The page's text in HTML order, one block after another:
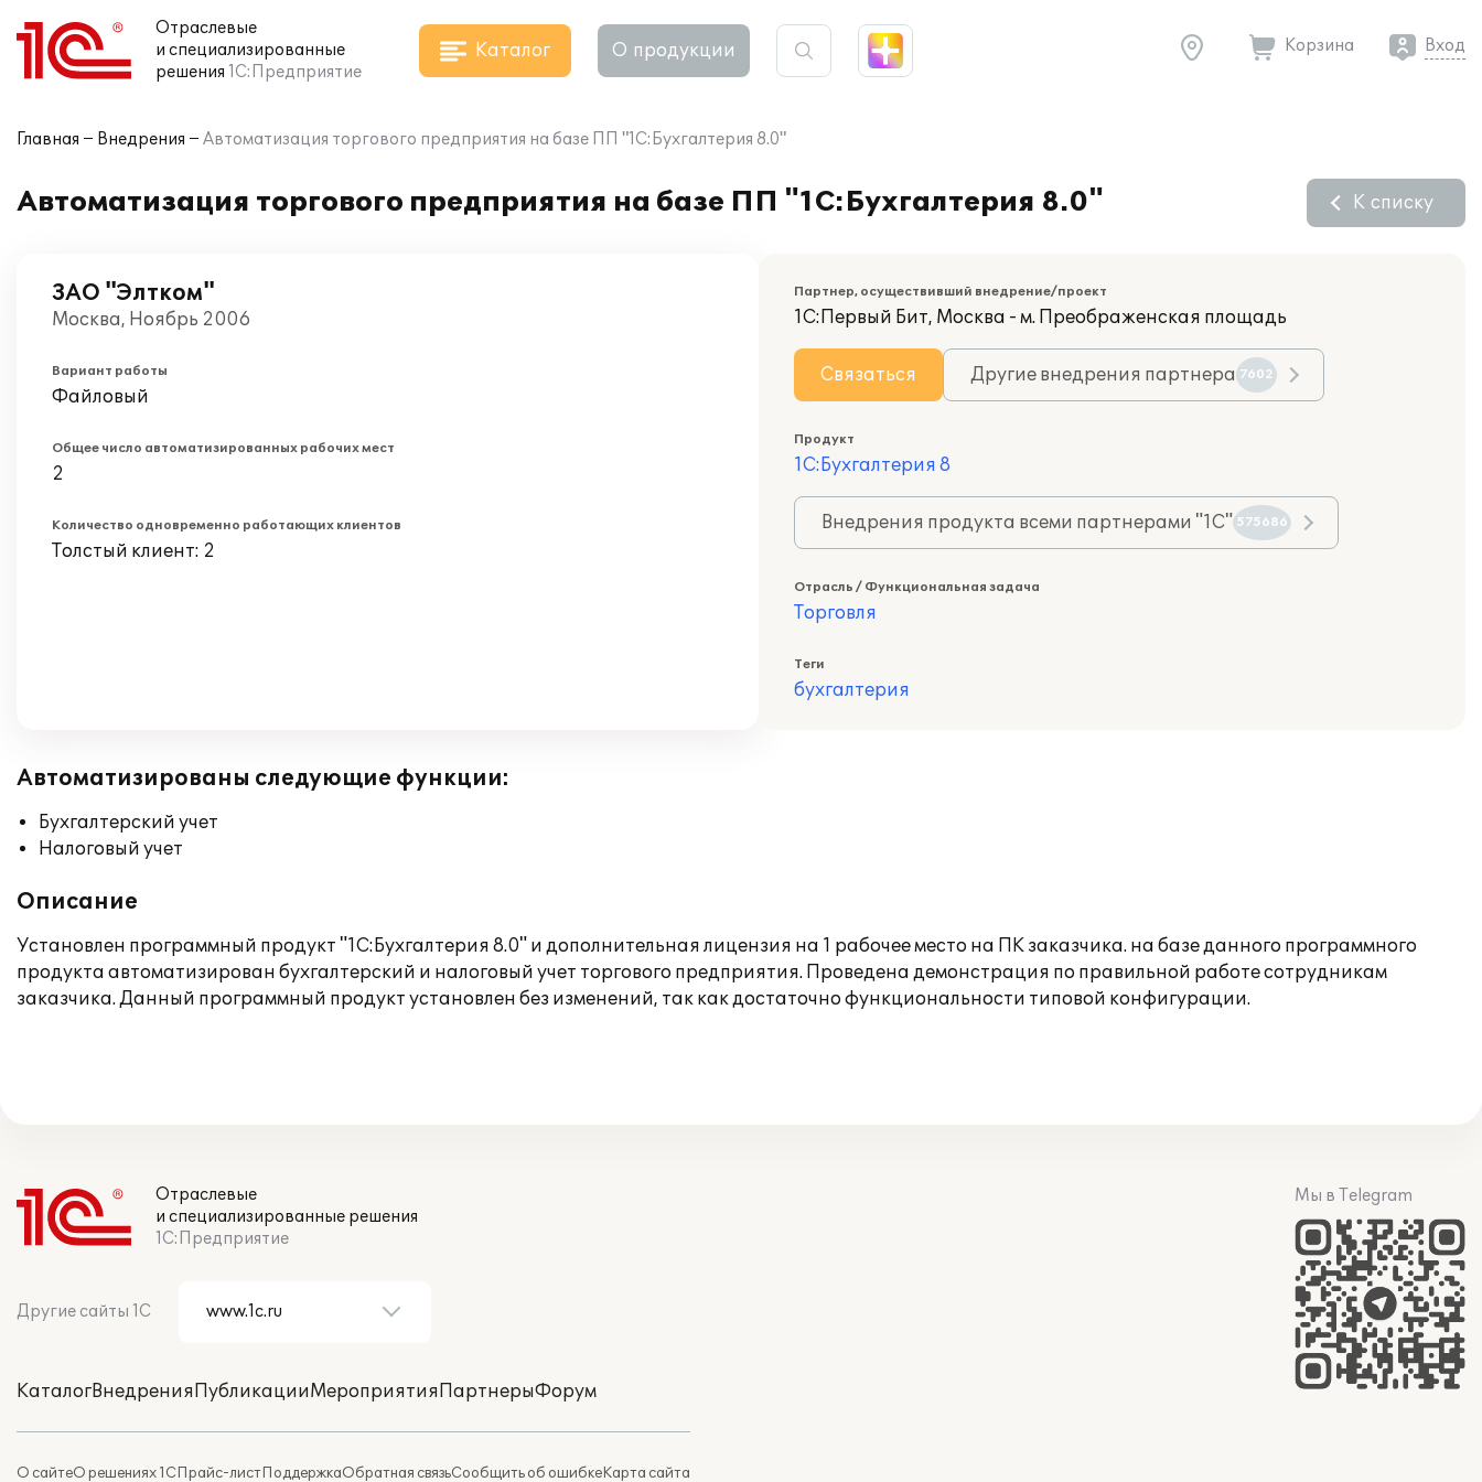
Отраслевые
и специализированные
решения 1С:Предприятие
Каталог О продукции Корзина Вход
Главная Внедрения Автоматизация торгового предприятия на базе ПП "1С:Бухгалтерия 8.0"
Автоматизация торгового предприятия на базе ПП "1С:Бухгалтерия 8.0" К списку
ЗАО "Элтком"
Москва, Ноябрь 2006
Вариант работы
Файловый
Общее число автоматизированных рабочих мест
2
Количество одновременно работающих клиентов
Толстый клиент: 2
Партнер, осуществивший внедрение/проект
1С:Первый Бит, Москва - м. Преображенская площадь
Связаться Другие внедрения партнера 7602
Продукт
1С:Бухгалтерия 8
Внедрения продукта всеми партнерами "1С" 575686
Отрасль / Функциональная задача
Торговля
Теги
бухгалтерия
Автоматизированы следующие функции:
Бухгалтерский учет
Налоговый учет
Описание
Установлен программный продукт "1С:Бухгалтерия 8.0" и дополнительная лицензия на 1 рабочее место на ПК заказчика. на базе данного программного
продукта автоматизирован бухгалтерский и налоговый учет торгового предприятия. Проведена демонстрация по правильной работе сотрудникам
заказчика. Данный программный продукт установлен без изменений, так как достаточно функциональности типовой конфигурации.
Отраслевые
и специализированные решения
1С:Предприятие
Другие сайты 1С
КаталогВнедренияПубликацииМероприятияПартнерыФорум
О сайтеО решениях 1СПрайс-листПоддержкаОбратная связьСообщить об ошибкеКарта сайта
Мы в Telegram